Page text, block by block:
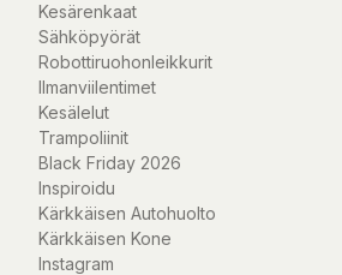
Kesärenkaat
Sähköpyörät
Robottiruohonleikkurit
Ilmanviilentimet
Kesälelut
Trampoliinit
Black Friday 2026
Inspiroidu
Kärkkäisen Autohuolto
Kärkkäisen Kone
Instagram